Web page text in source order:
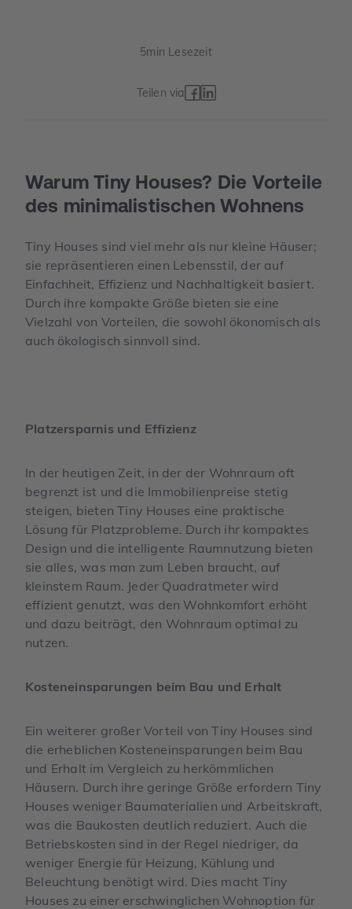
5min Lesezeit
Teilen via
Warum Tiny Houses? Die Vorteile
des minimal­istischen Wohnens
Tiny Houses sind viel mehr als nur kleine Häuser;
sie repräsentieren einen Lebensstil, der auf
Einfachheit, Effizienz und Nachhaltigkeit basiert.
Durch ihre kompakte Größe bieten sie eine
Vielzahl von Vorteilen, die sowohl ökonomisch als
auch ökologisch sinnvoll sind.
Platzersparnis und Effizienz
In der heutigen Zeit, in der der Wohnraum oft
begrenzt ist und die Immobilienpreise stetig
steigen, bieten Tiny Houses eine praktische
Lösung für Platzprobleme. Durch ihr kompaktes
Design und die intelligente Raumnutzung bieten
sie alles, was man zum Leben braucht, auf
kleinstem Raum. Jeder Quadratmeter wird
effizient genutzt, was den Wohnkomfort erhöht
und dazu beiträgt, den Wohnraum optimal zu
nutzen.
Kosteneinsparungen beim Bau und Erhalt
Ein weiterer großer Vorteil von Tiny Houses sind
die erheblichen Kosteneinsparungen beim Bau
und Erhalt im Vergleich zu herkömmlichen
Häusern. Durch ihre geringe Größe erfordern Tiny
Houses weniger Baumaterialien und Arbeitskraft,
was die Baukosten deutlich reduziert. Auch die
Betriebskosten sind in der Regel niedriger, da
weniger Energie für Heizung, Kühlung und
Beleuchtung benötigt wird. Dies macht Tiny
Houses zu einer erschwinglichen Wohnoption für